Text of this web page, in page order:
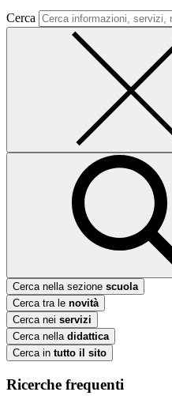
Cerca
Cerca nella sezione scuola
Cerca tra le novità
Cerca nei servizi
Cerca nella didattica
Cerca in tutto il sito
Ricerche frequenti